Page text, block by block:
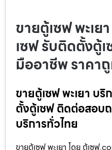
ขายตู้เซฟ พะเย
เซฟ รับติดตั้งตู้
มืออาชีพ ราคา
ขายตู้เซฟ พะเยา บ
ตั้งตู้เซฟ ติดต่อสอบ
บริการทั่วไทย
ขายตู้เซฟ พะเยา โดย ตู้เซฟ